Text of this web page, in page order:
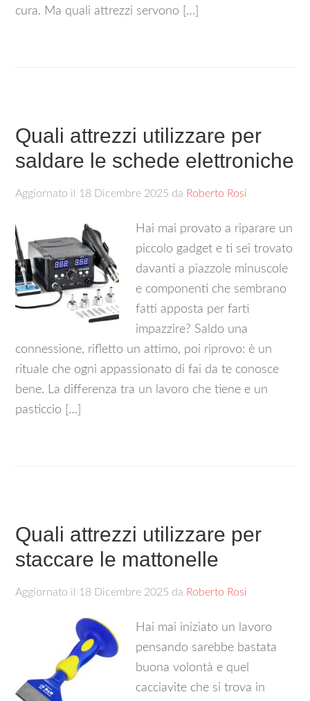
cura. Ma quali attrezzi servono […]
Quali attrezzi utilizzare per
saldare le schede elettroniche​
Aggiornato il 18 Dicembre 2025 da Roberto Rosi
Hai mai provato a riparare un
piccolo gadget e ti sei trovato
davanti a piazzole minuscole
e componenti che sembrano
fatti apposta per farti
impazzire? Saldo una
connessione, rifletto un attimo, poi riprovo: è un
rituale che ogni appassionato di fai da te conosce
bene. La differenza tra un lavoro che tiene e un
pasticcio […]
Quali attrezzi utilizzare per
staccare le mattonelle
Aggiornato il 18 Dicembre 2025 da Roberto Rosi
Hai mai iniziato un lavoro
pensando sarebbe bastata
buona volontà e quel
cacciavite che si trova in